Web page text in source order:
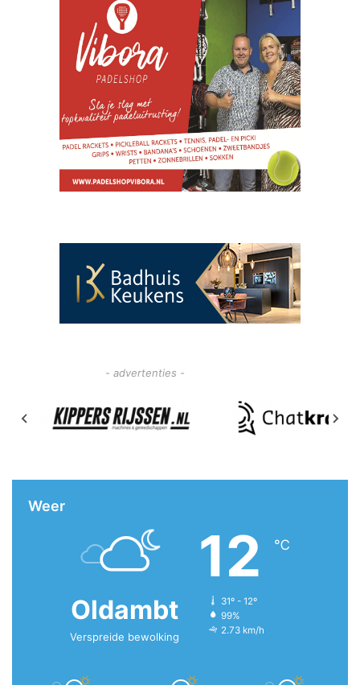
- advertenties -
Weer
Oldambt
Verspreide bewolking
12 ℃
31º - 12º
99%
2.73 km/h